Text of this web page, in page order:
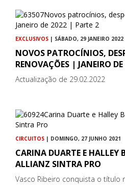
EXCLUSIVOS | SÁBADO, 29 JANEIRO 2022
NOVOS PATROCÍNIOS,
RENOVAÇÕES | JANEIRO
Actualização de 29.02.2022
CIRCUITOS | DOMINGO, 27 JUNHO 2021
CARINA DUARTE E HALLEY
ALLIANZ SINTRA PRO
Vasco Ribeiro conquista o título